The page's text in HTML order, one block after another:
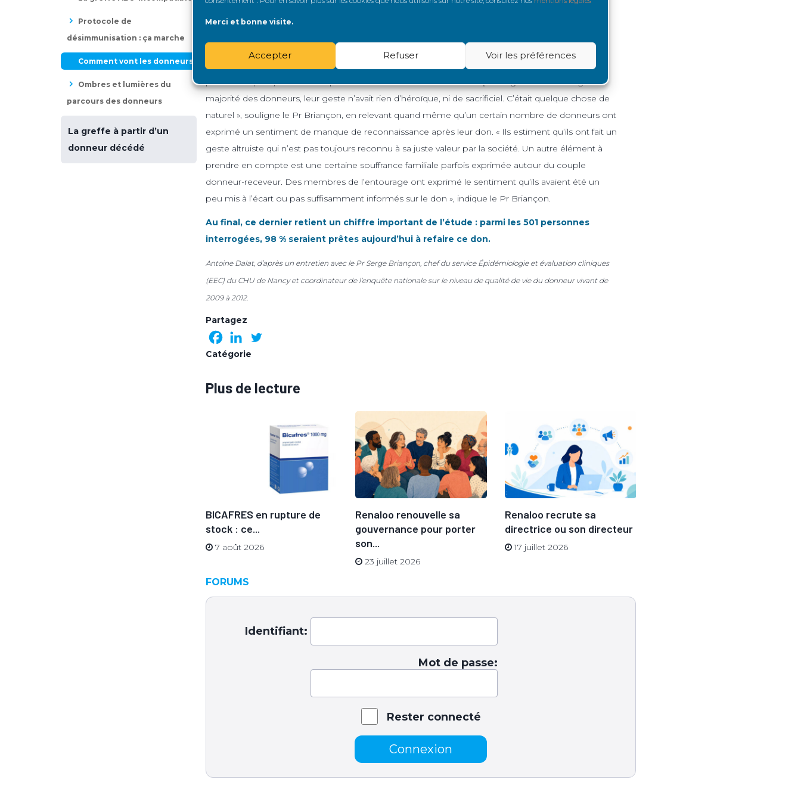
Merci et bonne visite.
Accepter Refuser Voir les préférences
Protocole de
désimmunisation : ça marche
Comment vont les donneurs
Ombres et lumières du
parcours des donneurs
La greffe à partir d’un
donneur décédé
rénale du proche. Dans l’immense majorité des cas, les relations entre le donneur et le receveur
sont bonnes, excellentes ou meilleures qu’avant la greffe. Il est à noter cependant que seize
personnes (10 %) ont estimé que ces relations avaient évolué de façon négative. « Pour la grande
majorité des donneurs, leur geste n’avait rien d’héroïque, ni de sacrificiel. C’était quelque chose de
naturel », souligne le Pr Briançon, en relevant quand même qu’un certain nombre de donneurs ont
exprimé un sentiment de manque de reconnaissance après leur don. « Ils estiment qu’ils ont fait un
geste altruiste qui n’est pas toujours reconnu à sa juste valeur par la société. Un autre élément à
prendre en compte est une certaine souffrance familiale parfois exprimée autour du couple
donneur-receveur. Des membres de l’entourage ont exprimé le sentiment qu’ils avaient été un
peu mis à l’écart ou pas suffisamment informés sur le don », indique le Pr Briançon.
Au final, ce dernier retient un chiffre important de l’étude : parmi les 501 personnes
interrogées, 98 % seraient prêtes aujourd’hui à refaire ce don.
Antoine Dalat, d’après un entretien avec le Pr Serge Briançon, chef du service Épidémiologie et évaluation cliniques
(EEC) du CHU de Nancy et coordinateur de l’enquête nationale sur le niveau de qualité de vie du donneur vivant de
2009 à 2012.
Partagez
Catégorie
Plus de lecture
BICAFRES en rupture de
stock : ce...
7 août 2026
Renaloo renouvelle sa
gouvernance pour porter
son...
23 juillet 2026
Renaloo recrute sa
directrice ou son directeur
17 juillet 2026
FORUMS
Identifiant:
Mot de passe:
Rester connecté
Connexion